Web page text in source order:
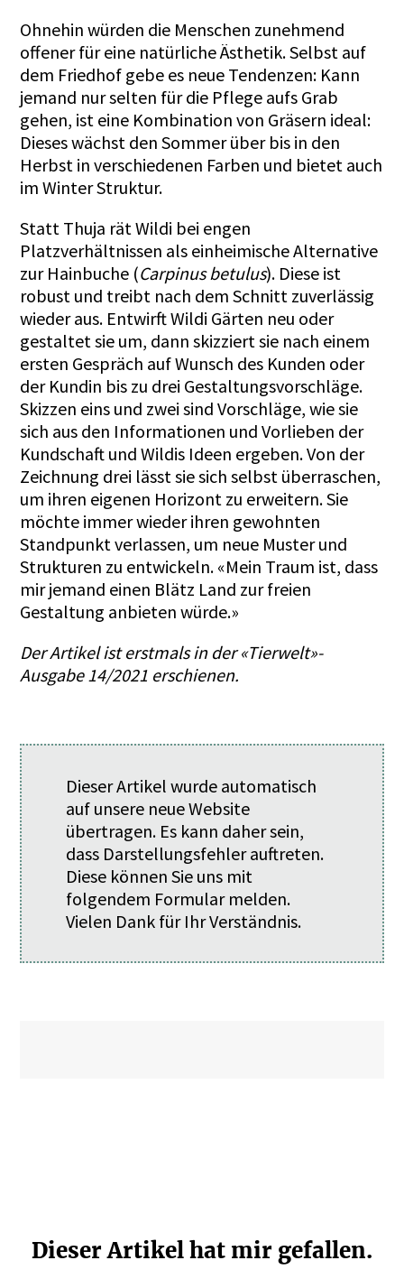
Ohnehin würden die Menschen zunehmend
offener für eine natürliche Ästhetik. Selbst auf
dem Friedhof gebe es neue Tendenzen: Kann
jemand nur selten für die Pflege aufs Grab
gehen, ist eine Kombination von Gräsern ideal:
Dieses wächst den Sommer über bis in den
Herbst in verschiedenen Farben und bietet auch
im Winter Struktur.
Statt Thuja rät Wildi bei engen
Platzverhältnissen als einheimische Alternative
zur Hainbuche (Carpinus betulus). Diese ist
robust und treibt nach dem Schnitt zuverlässig
wieder aus. Entwirft Wildi Gärten neu oder
gestaltet sie um, dann skizziert sie nach einem
ersten Gespräch auf Wunsch des Kunden oder
der Kundin bis zu drei Gestaltungsvorschläge.
Skizzen eins und zwei sind Vorschläge, wie sie
sich aus den Informationen und Vorlieben der
Kundschaft und Wildis Ideen ergeben. Von der
Zeichnung drei lässt sie sich selbst überraschen,
um ihren eigenen Horizont zu erweitern. Sie
möchte immer wieder ihren gewohnten
Standpunkt verlassen, um neue Muster und
Strukturen zu entwickeln. «Mein Traum ist, dass
mir jemand einen Blätz Land zur freien
Gestaltung anbieten würde.»
Der Artikel ist erstmals in der «Tierwelt»-
Ausgabe 14/2021 erschienen.
Dieser Artikel wurde automatisch
auf unsere neue Website
übertragen. Es kann daher sein,
dass Darstellungsfehler auftreten.
Diese können Sie uns mit
folgendem Formularmelden.
Vielen Dank für Ihr Verständnis.
Dieser Artikel hat mir gefallen.